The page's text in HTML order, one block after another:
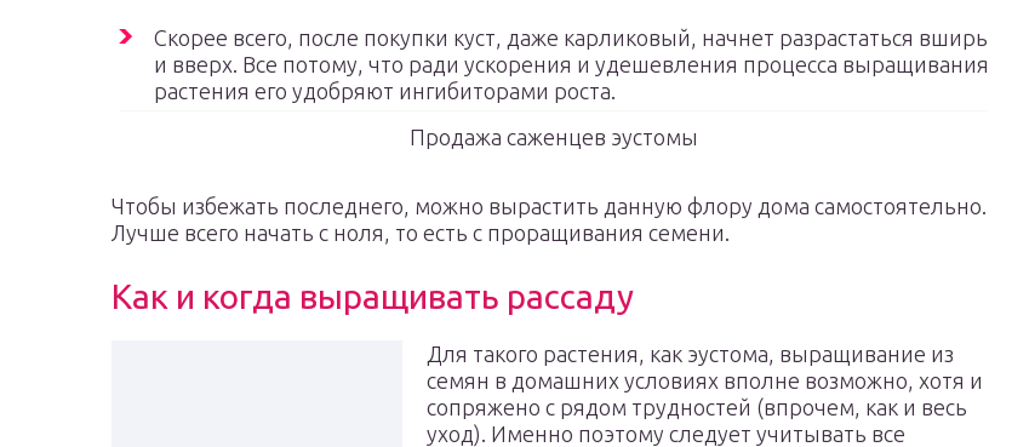
Скорее всего, после покупки куст, даже карликовый, начнет разрастаться вширь
и вверх. Все потому, что ради ускорения и удешевления процесса выращивания
растения его удобряют ингибиторами роста.
Продажа саженцев эустомы
Чтобы избежать последнего, можно вырастить данную флору дома самостоятельно.
Лучше всего начать с ноля, то есть с проращивания семени.
Как и когда выращивать рассаду
Для такого растения, как эустома, выращивание из
семян в домашних условиях вполне возможно, хотя и
сопряжено с рядом трудностей (впрочем, как и весь
уход). Именно поэтому следует учитывать все